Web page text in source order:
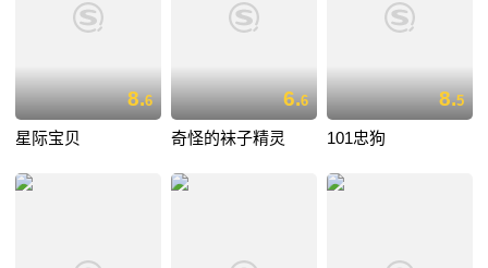
8.6
星际宝贝
6.6
奇怪的袜子精灵
8.5
101忠狗